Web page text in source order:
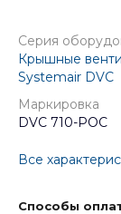
Серия
Крышные
Systemair DVC
Маркировка
DVC 710-POC
Все
Способы